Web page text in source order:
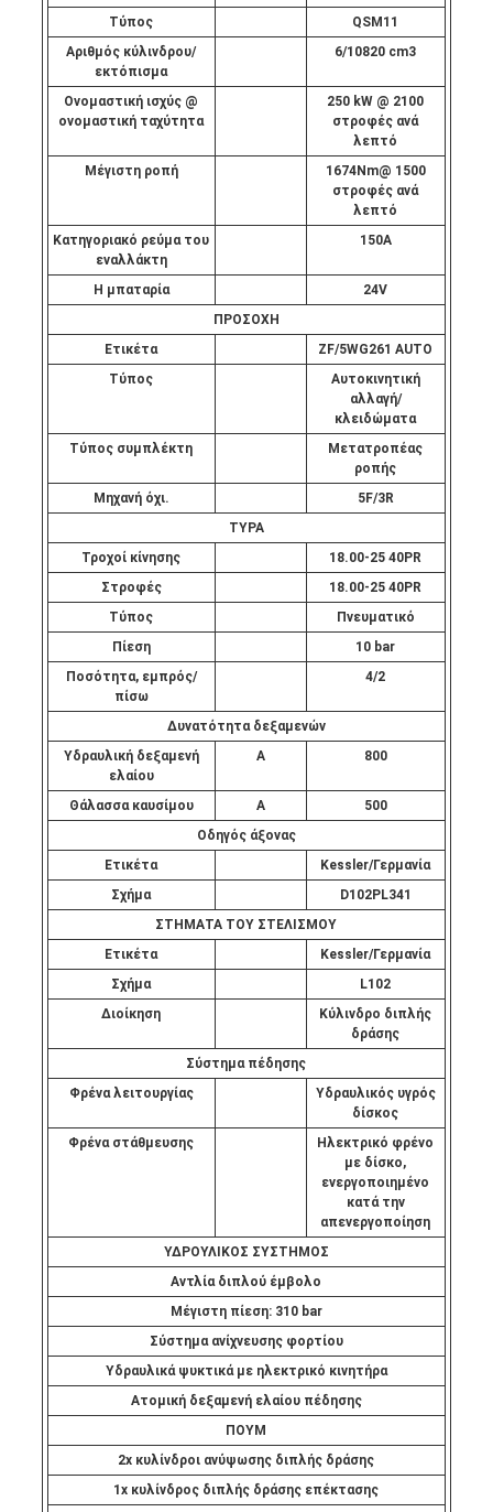
Τύπος
QSM11
Αριθμός κύλινδρου/
εκτόπισμα
6/10820 cm3
Ονομαστική ισχύς @
ονομαστική ταχύτητα
250 kW @ 2100
στροφές ανά
λεπτό
Μέγιστη ροπή
1674Nm@ 1500
στροφές ανά
λεπτό
Κατηγοριακό ρεύμα του
εναλλάκτη
150A
Η μπαταρία
24V
ΠΡΟΣΟΧΗ
Ετικέτα
ZF/5WG261 AUTO
Τύπος
Αυτοκινητική
αλλαγή/
κλειδώματα
Τύπος συμπλέκτη
Μετατροπέας
ροπής
Μηχανή όχι.
5F/3R
ΤΥΡΑ
Τροχοί κίνησης
18.00-25 40PR
Στροφές
18.00-25 40PR
Τύπος
Πνευματικό
Πίεση
10 bar
Ποσότητα, εμπρός/
πίσω
4/2
Δυνατότητα δεξαμενών
Υδραυλική δεξαμενή
ελαίου
Α 800
Θάλασσα καυσίμου Α
500
Οδηγός άξονας
Ετικέτα
Kessler/Γερμανία
Σχήμα
D102PL341
ΣΤΗΜΑΤΑ ΤΟΥ ΣΤΕΛΙΣΜΟΥ
Ετικέτα
Kessler/Γερμανία
Σχήμα
L102
Διοίκηση
Κύλινδρο διπλής
δράσης
Σύστημα πέδησης
Φρένα λειτουργίας
Υδραυλικός υγρός
δίσκος
Φρένα στάθμευσης
Ηλεκτρικό φρένο
με δίσκο,
ενεργοποιημένο
κατά την
απενεργοποίηση
ΥΔΡΟΥΛΙΚΟΣ ΣΥΣΤΗΜΟΣ
Αντλία διπλού έμβολο
Μέγιστη πίεση: 310 bar
Σύστημα ανίχνευσης φορτίου
Υδραυλικά ψυκτικά με ηλεκτρικό κινητήρα
Ατομική δεξαμενή ελαίου πέδησης
ΠΟΥΜ
2x κυλίνδροι ανύψωσης διπλής δράσης
1x κυλίνδρος διπλής δράσης επέκτασης